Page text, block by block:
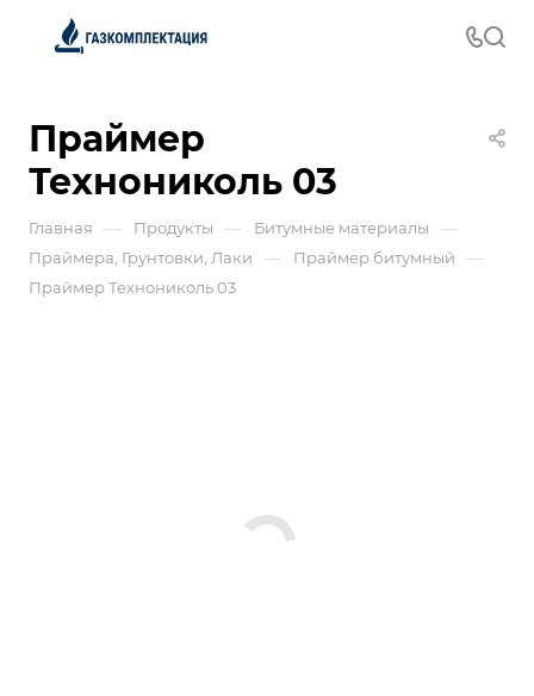
Праймер
Технониколь 03
Главная — Продукты — Битумные материалы —
Праймера, Грунтовки, Лаки — Праймер битумный —
Праймер Технониколь 03